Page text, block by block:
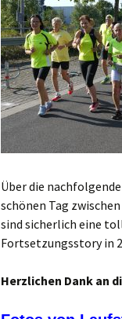
Über die
schönen Tag
sind sicherlich eine
Fortsetzungsstory in
Herzlichen Dank an